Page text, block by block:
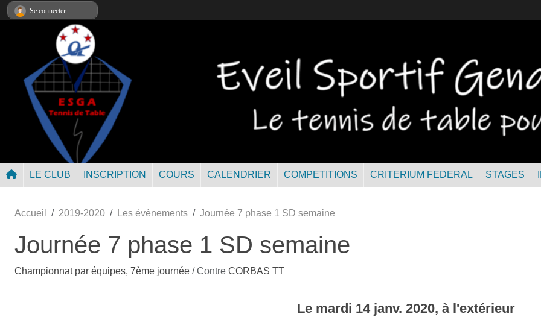
LE CLUB INSCRIPTION COURS CALENDRIER COMPETITIONS CRITERIUM FEDERAL STAGES
Accueil 2019-2020 Les évènements Journée 7 phase 1 SD semaine
Journée 7 phase 1 SD semaine
Championnat par équipes, 7ème journée / Contre CORBAS TT
Le mardi 14 janv. 2020, à l'extérieur
Se connecter
Panneau de gestion des cookies